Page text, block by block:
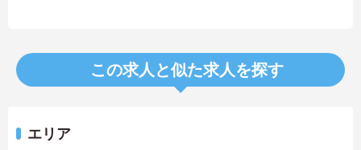
この求人と似た求人を探す
エリア